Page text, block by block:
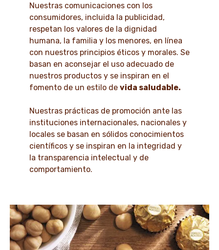
Nuestras comunicaciones con los
consumidores, incluida la publicidad,
respetan los valores de la dignidad
humana, la familia y los menores, en línea
con nuestros principios éticos y morales. Se
basan en aconsejar el uso adecuado de
nuestros productos y se inspiran en el
fomento de un estilo de vida saludable.
Nuestras prácticas de promoción ante las
instituciones internacionales, nacionales y
locales se basan en sólidos conocimientos
científicos y se inspiran en la integridad y
la transparencia intelectual y de
comportamiento.